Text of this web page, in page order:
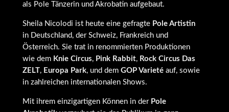
als Pole Tänzerin und Akrobatin aufgebaut.
Sheila Nicolodi ist heute eine gefragte Pole Artistin
in Deutschland, der Schweiz, Frankreich und
Österreich. Sie trat in renommierten Produktionen
wie dem Knie Circus, Pink Rabbit, Rock Circus Das
ZELT, Europa Park, und dem GOP Varietéauf, sowie
in zahlreichen internationalen Shows.
Mit ihrem einzigartigen Können in der Pole